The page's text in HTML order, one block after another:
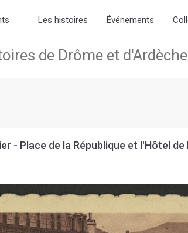
Les histoires Événements
- Place de la République et l'Hôtel de